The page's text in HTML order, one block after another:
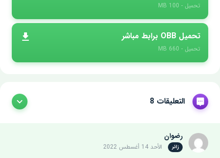
تحميل - 100 MB
تحميل OBB برابط مباشر
تحميل - 660 MB
التعليقات 8
رضوان
زائر الأحد 14 أغسطس 2022